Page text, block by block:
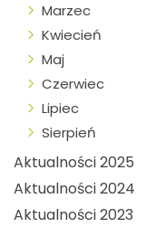
Marzec
Kwiecień
Maj
Czerwiec
Lipiec
Sierpień
Aktualności 2025
Aktualności 2024
Aktualności 2023